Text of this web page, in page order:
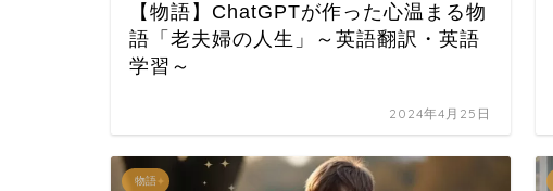
【物語】ChatGPTが作った心温まる物
語「老夫婦の人生」～英語翻訳・英語
学習～
2024年4月25日
物語